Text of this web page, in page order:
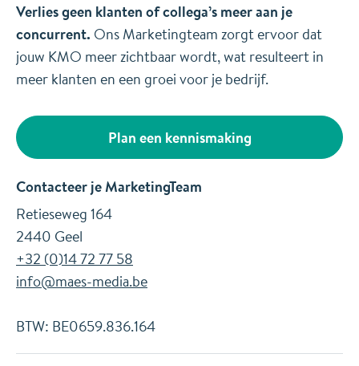
Verlies geen klanten of collega’s meer aan je
concurrent. Ons Marketingteam zorgt ervoor dat
jouw KMO meer zichtbaar wordt, wat resulteert in
meer klanten en een groei voor je bedrijf.
Plan een kennismaking
Contacteer je MarketingTeam
Retieseweg 164
2440 Geel
+32 (0)14 72 77 58
info@maes-media.be
BTW: BE0659.836.164